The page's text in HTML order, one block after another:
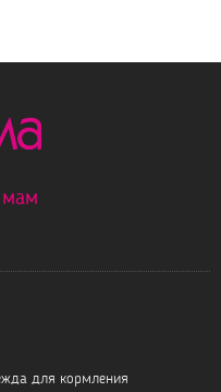
для кормления